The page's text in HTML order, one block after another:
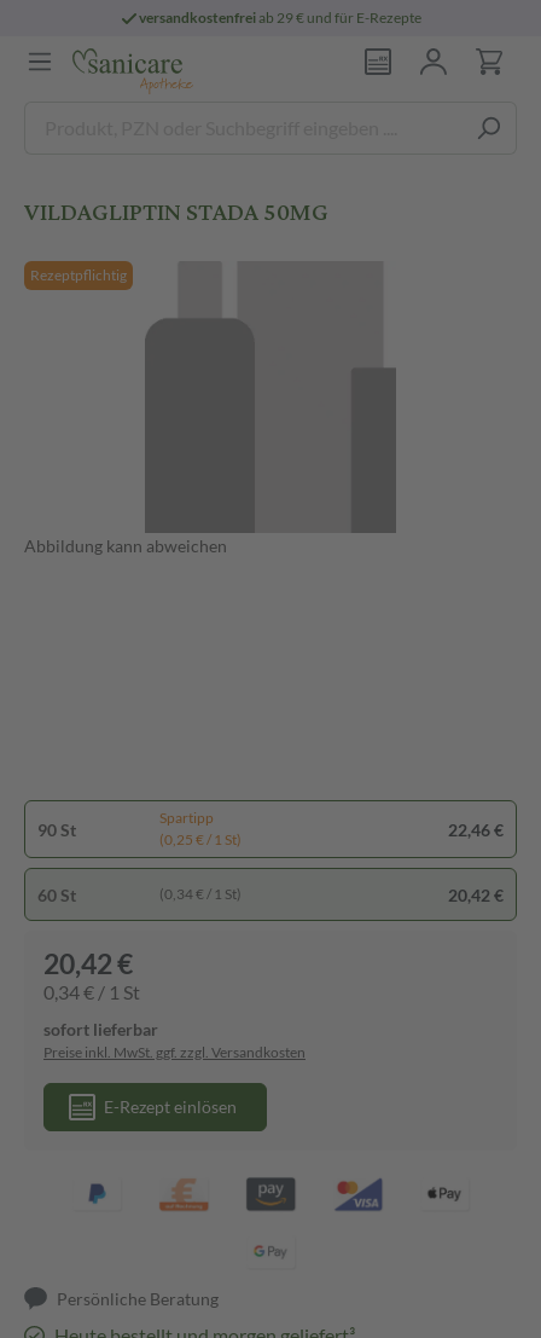
versandkostenfreiab 29 € und für E-Rezepte
VILDAGLIPTIN STADA 50MG
Rezeptpflichtig
Abbildung kann abweichen
90 St
Spartipp
(0,25 € / 1 St)
22,46 €
60 St (0,34 € / 1 St) 20,42 €
20,42 €
0,34 € / 1 St
sofort lieferbar
Preise inkl. MwSt. ggf. zzgl. Versandkosten
E-Rezept einlösen
Persönliche Beratung